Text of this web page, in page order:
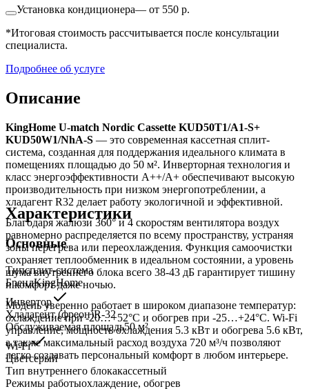
Установка кондиционера— от 550 р.
*Итоговая стоимость рассчитывается после консультации
специалиста.
Подробнее об услуге
Описание
KingHome U-match Nordic Cassette KUD50T1/A1-S+
KUD50W1/NhA-S — это современная кассетная сплит-
система, созданная для поддержания идеального климата в
помещениях площадью до 50 м². Инверторная технология и
класс энергоэффективности A++/A+ обеспечивают высокую
производительность при низком энергопотреблении, а
хладагент R32 делает работу экологичной и эффективной.
Благодаря жалюзи 360° и 4 скоростям вентилятора воздух
равномерно распределяется по всему пространству, устраняя
зоны перегрева или переохлаждения. Функция самоочистки
сохраняет теплообменник в идеальном состоянии, а уровень
шума внутреннего блока всего 38-43 дБ гарантирует тишину
и комфорт даже ночью.
Модель уверенно работает в широком диапазоне температур:
охлаждение при -20…+52°C и обогрев при -25…+24°C. Wi-Fi
управление, мощность охлаждения 5.3 кВт и обогрева 5.6 кВт,
а также максимальный расход воздуха 720 м³/ч позволяют
легко создавать персональный комфорт в любом интерьере.
Характеристики
Основные
Типсплит-система
БрендKingHome
Инвертор
Хладагент (фреон)R-32
Обслуживаемая площадь50м²
Wi-Fi
Цветсерый
Тип внутреннего блокакассетный
Режимы работыохлаждение, обогрев